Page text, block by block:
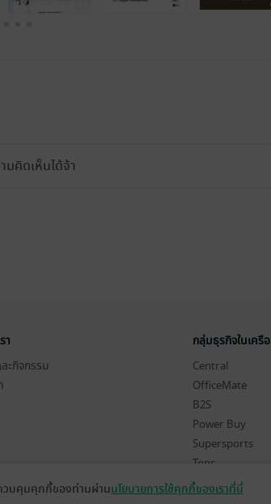
มคิดเห็นได้จ้า
า
ะกิจกรรม
กลุ่มธุรกิจในเครือ
Central
OfficeMate
B2S
Power Buy
Supersports
Tops
Hytexts
วบคุมคุกกี้ของท่านผ่านนโยบายการใช้คุกกี้ของเราที่นี่